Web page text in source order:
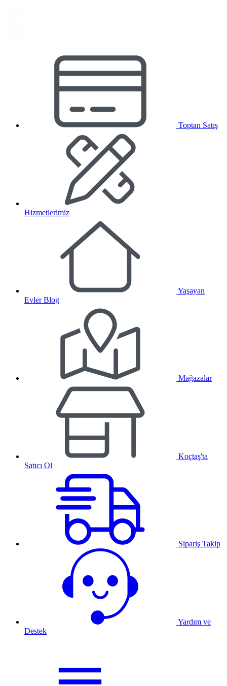
Toptan Satış
Hizmetlerimiz
Yaşayan
Evler Blog
Mağazalar
Koçtaş'ta
Satıcı Ol
Sipariş Takip
Yardım ve
Destek